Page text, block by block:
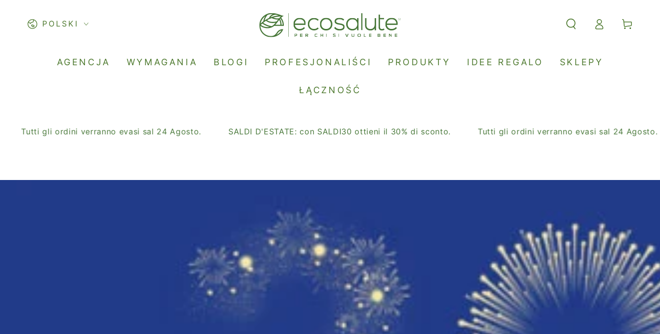
Lingua
POLSKI
AGENCJA WYMAGANIA BLOGI PROFESJONALIŚCI PRODUKTY IDEE REGALO SKLEPY
ŁĄCZNOŚĆ
Accesso Carello
Tutti gli ordini verranno evasi sal 24 Agosto. SALDI D'ESTATE: con SALDI30 ottieni il 30% di sconto. Tutti gli ordini verranno evasi sal 24 Agosto.